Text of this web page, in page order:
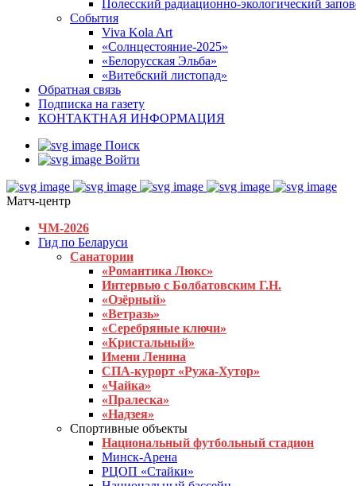
Полесский радиационно-экологический
События
Viva Kola Art
«Солнцестояние-2025»
«Белорусская Эльба»
«Витебский листопад»
Обратная связь
Подписка на газету
КОНТАКТНАЯ ИНФОРМАЦИЯ
Поиск
Войти
Матч-центр
ЧМ-2026
Гид по Беларуси
Санатории
«Романтика Люкс»
Интервью с Болбатовским Г.Н.
«Озёрный»
«Ветразь»
«Серебряные ключи»
«Кристальный»
Имени Ленина
СПА-курорт «Ружа-Хутор»
«Чайка»
«Пралеска»
«Надзея»
Спортивные объекты
Национальный футбольный стадион
Минск-Арена
РЦОП «Стайки»